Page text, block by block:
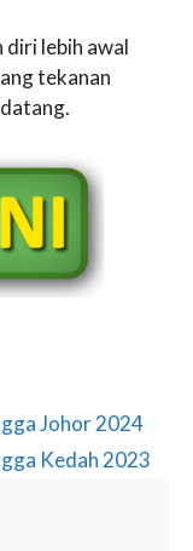
diri lebih awal
tekanan
Johor 2024
Kedah 2023